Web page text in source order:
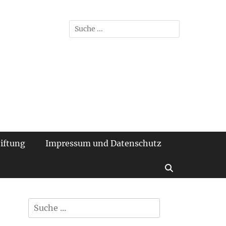
TU Braunschweig
Suchen
nach:
Impressum und Datenschutz
Suchen
nach: